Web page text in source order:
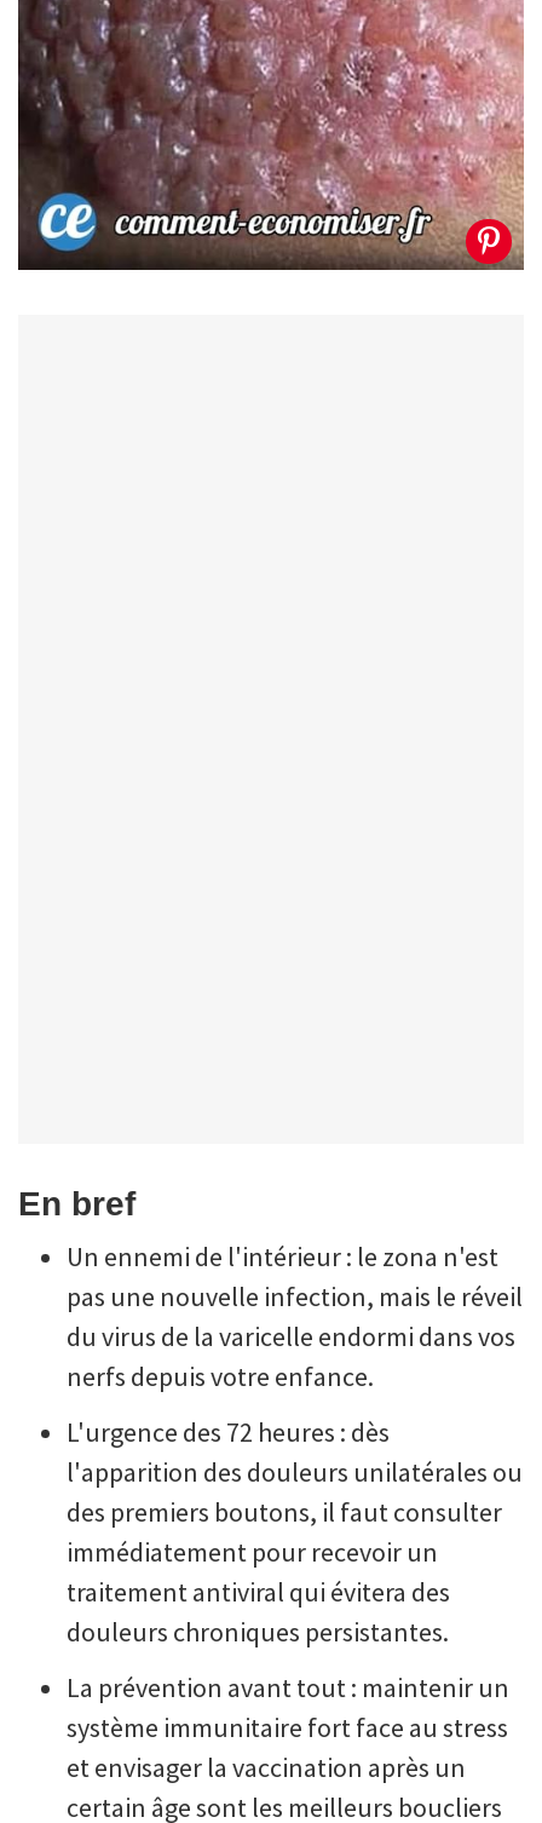
En bref
Un ennemi de l'intérieur : le zona n'est
pas une nouvelle infection, mais le réveil
du virus de la varicelle endormi dans vos
nerfs depuis votre enfance.
L'urgence des 72 heures : dès
l'apparition des douleurs unilatérales ou
des premiers boutons, il faut consulter
immédiatement pour recevoir un
traitement antiviral qui évitera des
douleurs chroniques persistantes.
La prévention avant tout : maintenir un
système immunitaire fort face au stress
et envisager la vaccination après un
certain âge sont les meilleurs boucliers